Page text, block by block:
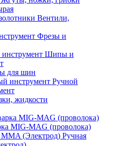
Вентили,
Фрезы и
Шипы и
для шин
Ручной
жидкости
MIG-MAG (проволока)
Ручная